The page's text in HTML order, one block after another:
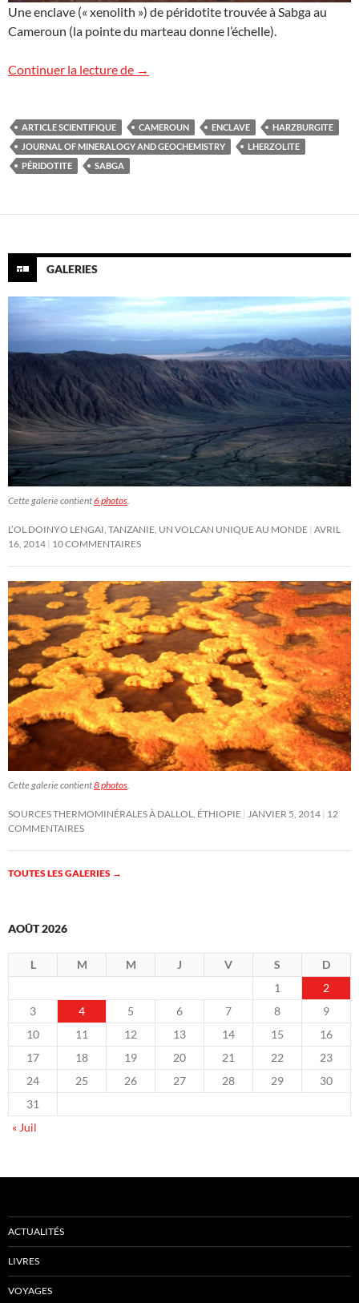
Une enclave (« xenolith ») de péridotite trouvée à Sabga au
Cameroun (la pointe du marteau donne l’échelle).
Continuer la lecture de Enclaves de péridotites du volcan Sabga
→
ARTICLE SCIENTIFIQUE CAMEROUN ENCLAVE
HARZBURGITE
JOURNAL OF MINERALOGY AND GEOCHEMISTRY
LHERZOLITE
PÉRIDOTITE
SABGA
GALERIES
Cette galerie contient6 photos.
L’OL DOINYO LENGAI, TANZANIE, UN VOLCAN UNIQUE AU MONDE AVRIL
16, 2014 10 COMMENTAIRES
Cette galerie contient8 photos.
SOURCES THERMOMINÉRALES À DALLOL, ÉTHIOPIE JANVIER 5, 2014 12
COMMENTAIRES
TOUTES LES GALERIES →
AOÛT 2026
L M M J V S
D
1
2
3
4 5 6 7 8
9
10
11 12 13 14 15
16
17
18 19 20 21 22
23
24
25 26 27 28 29
30
31
« Juil
ACTUALITÉS
LIVRES
VOYAGES